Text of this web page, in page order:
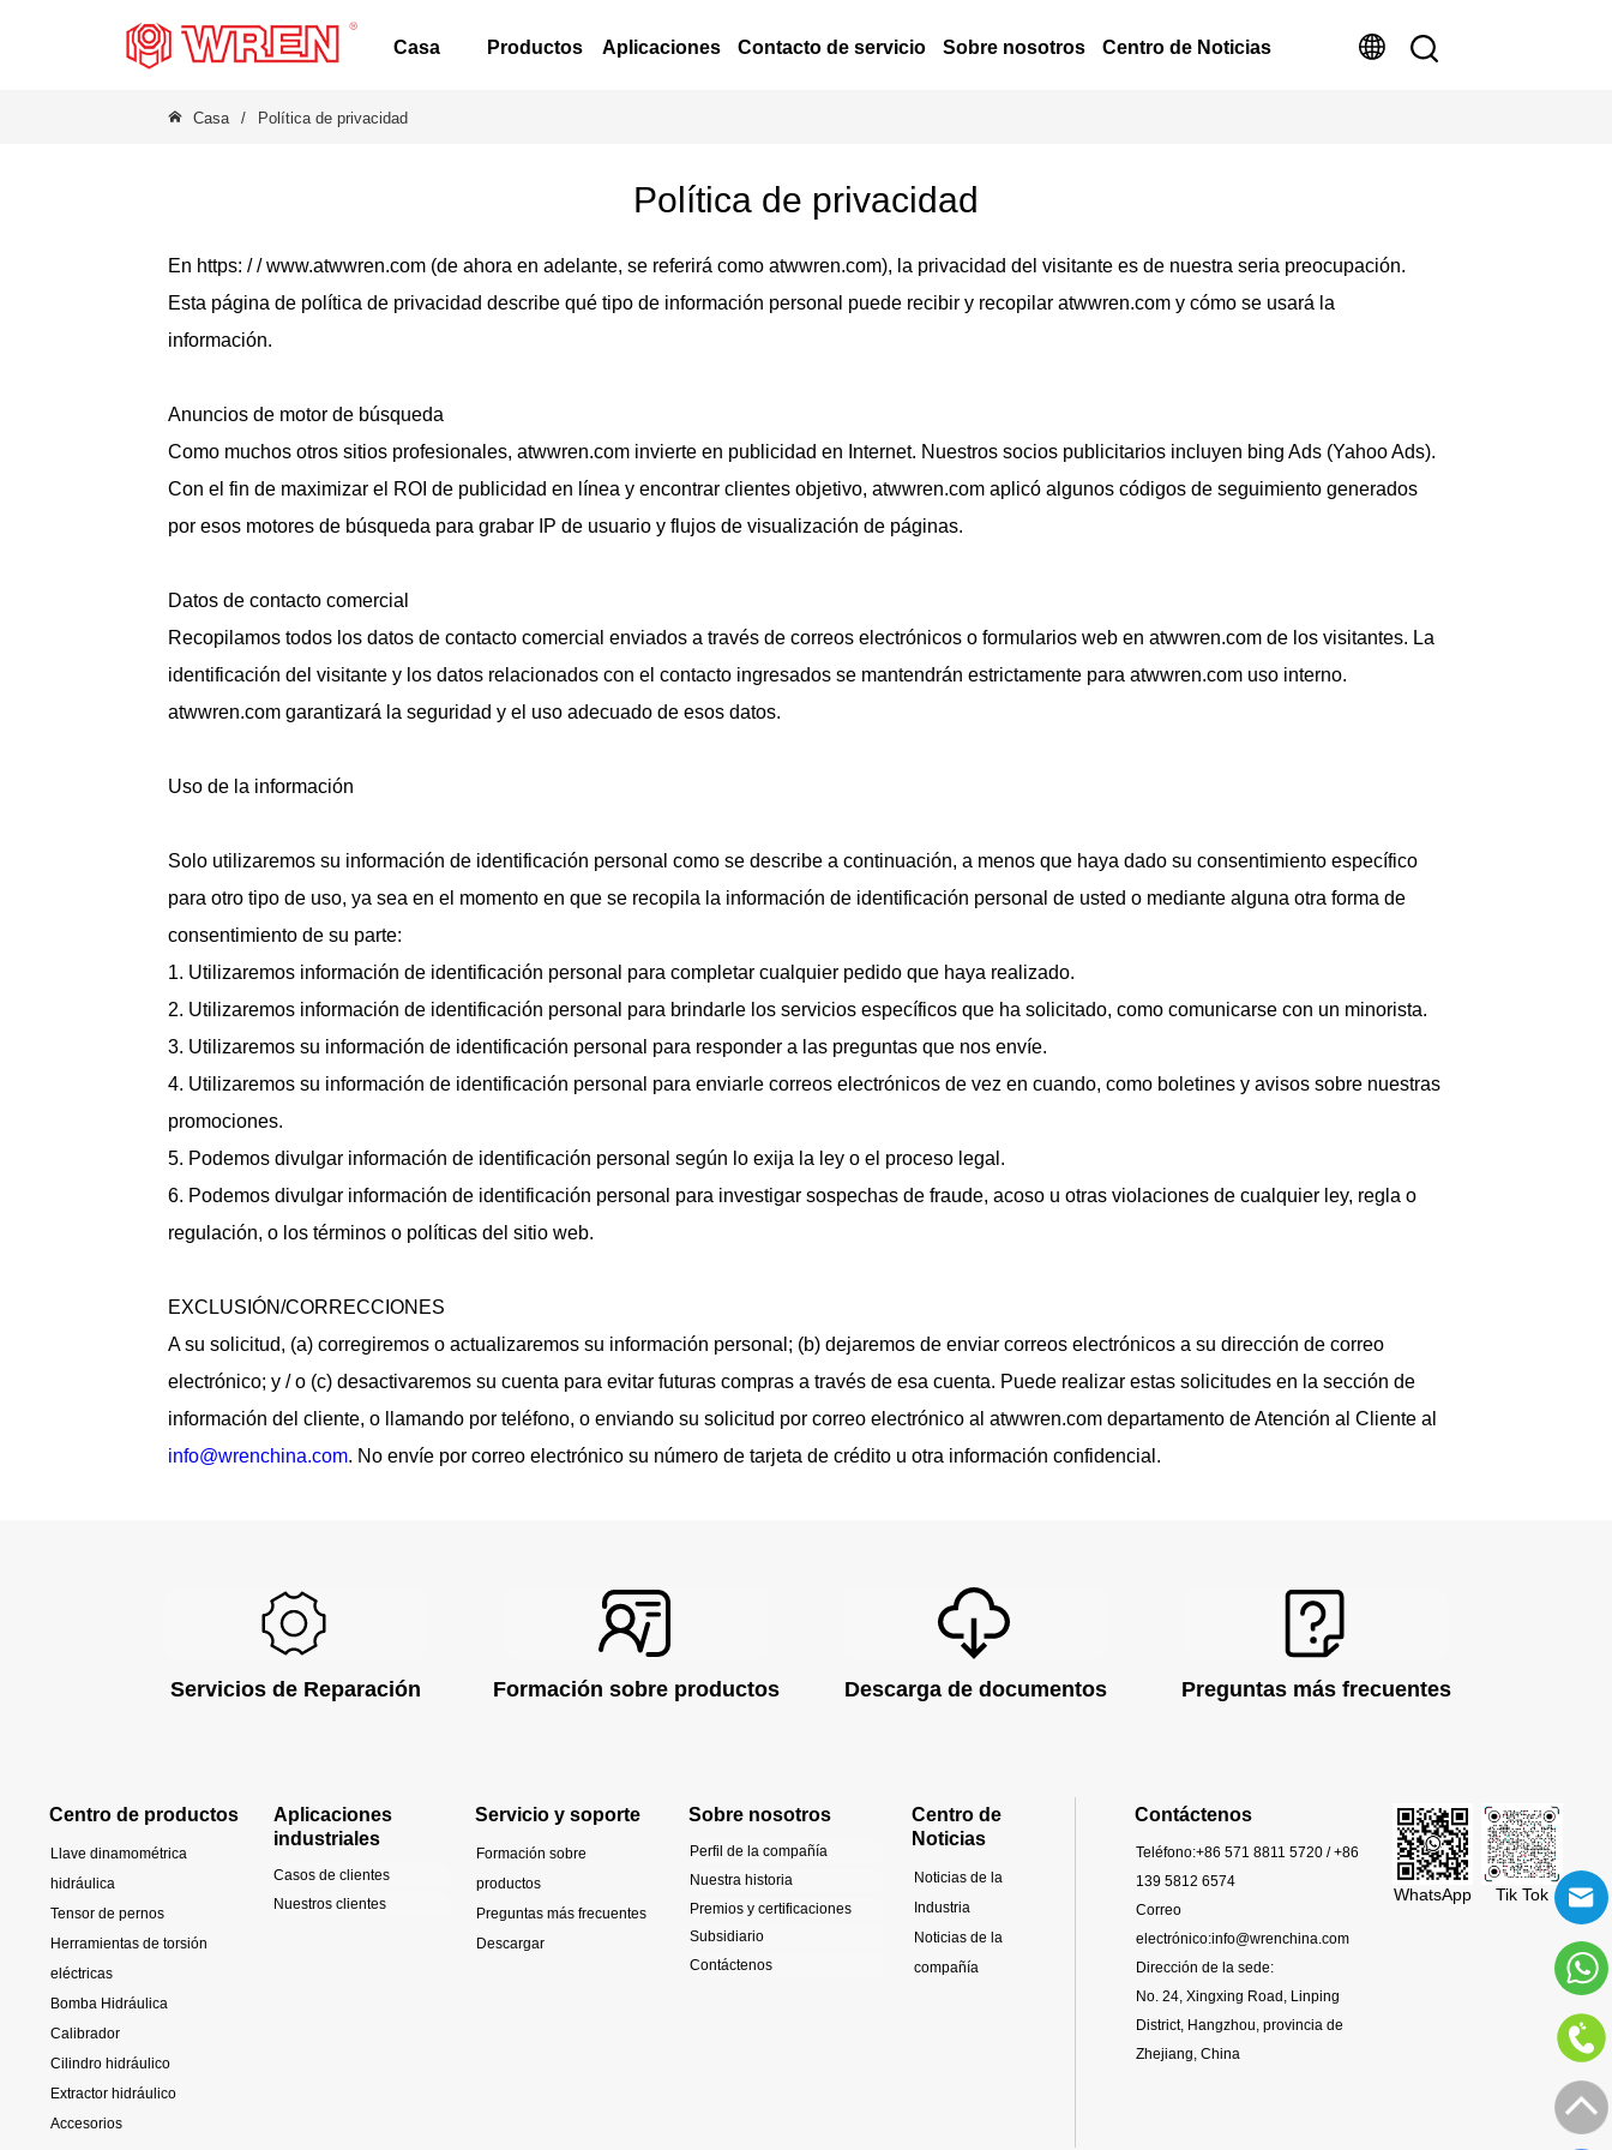
LOGO Casa Productos Aplicaciones Contacto de servicio Sobre nosotros Centro de Noticias
Casa / Política de privacidad
Política de privacidad
En https: / / www.atwwren.com (de ahora en adelante, se referirá como atwwren.com), la privacidad del visitante es de nuestra seria preocupación.
Esta página de política de privacidad describe qué tipo de información personal puede recibir y recopilar atwwren.com y cómo se usará la
información.
Anuncios de motor de búsqueda
Como muchos otros sitios profesionales, atwwren.com invierte en publicidad en Internet. Nuestros socios publicitarios incluyen bing Ads (Yahoo Ads).
Con el fin de maximizar el ROI de publicidad en línea y encontrar clientes objetivo, atwwren.com aplicó algunos códigos de seguimiento generados
por esos motores de búsqueda para grabar IP de usuario y flujos de visualización de páginas.
Datos de contacto comercial
Recopilamos todos los datos de contacto comercial enviados a través de correos electrónicos o formularios web en atwwren.com de los visitantes. La
identificación del visitante y los datos relacionados con el contacto ingresados se mantendrán estrictamente para atwwren.com uso interno.
atwwren.com garantizará la seguridad y el uso adecuado de esos datos.
Uso de la información
Solo utilizaremos su información de identificación personal como se describe a continuación, a menos que haya dado su consentimiento específico
para otro tipo de uso, ya sea en el momento en que se recopila la información de identificación personal de usted o mediante alguna otra forma de
consentimiento de su parte:
1. Utilizaremos información de identificación personal para completar cualquier pedido que haya realizado.
2. Utilizaremos información de identificación personal para brindarle los servicios específicos que ha solicitado, como comunicarse con un minorista.
3. Utilizaremos su información de identificación personal para responder a las preguntas que nos envíe.
4. Utilizaremos su información de identificación personal para enviarle correos electrónicos de vez en cuando, como boletines y avisos sobre nuestras
promociones.
5. Podemos divulgar información de identificación personal según lo exija la ley o el proceso legal.
6. Podemos divulgar información de identificación personal para investigar sospechas de fraude, acoso u otras violaciones de cualquier ley, regla o
regulación, o los términos o políticas del sitio web.
EXCLUSIÓN/CORRECCIONES
A su solicitud, (a) corregiremos o actualizaremos su información personal; (b) dejaremos de enviar correos electrónicos a su dirección de correo
electrónico; y / o (c) desactivaremos su cuenta para evitar futuras compras a través de esa cuenta. Puede realizar estas solicitudes en la sección de
información del cliente, o llamando por teléfono, o enviando su solicitud por correo electrónico al atwwren.com departamento de Atención al Cliente al
info@wrenchina.com. No envíe por correo electrónico su número de tarjeta de crédito u otra información confidencial.
Servicios de Reparación Formación sobre productos Descarga de documentos Preguntas más frecuentes
Centro de productos
Llave dinamométrica
hidráulica
Tensor de pernos
Herramientas de torsión
eléctricas
Bomba Hidráulica
Calibrador
Cilindro hidráulico
Extractor hidráulico
Accesorios
Aplicaciones
industriales
Casos de clientes
Nuestros clientes
Servicio y soporte
Formación sobre
productos
Preguntas más frecuentes
Descargar
Sobre nosotros
Perfil de la compañía
Nuestra historia
Premios y certificaciones
Subsidiario
Contáctenos
Centro de
Noticias
Noticias de la
Industria
Noticias de la
compañía
Contáctenos
Teléfono:+86 571 8811 5720 / +86
139 5812 6574
Correo
electrónico:info@wrenchina.com
Dirección de la sede:
No. 24, Xingxing Road, Linping
District, Hangzhou, provincia de
Zhejiang, China
WhatsApp Tik Tok